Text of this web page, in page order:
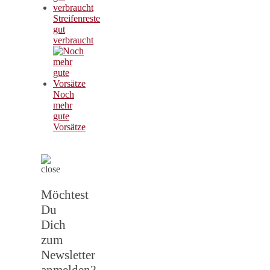
Streifenreste
gut
verbraucht
Noch
mehr
gute
Vorsätze
Möchtest
Du
Dich
zum
Newsletter